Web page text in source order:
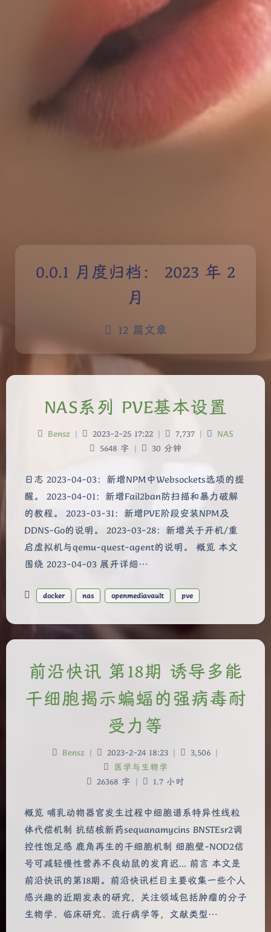
月度归档： 2023 年 2
月
12 篇文章
NAS系列 PVE基本设置
Bensz | 2023-2-25 17:22 | 7,737 |
NAS
5648 字 | 30 分钟
日志 2023-04-03：新增NPM中Websockets选项的提
醒。 2023-04-01：新增Fail2ban防扫描和暴力破解
的教程。 2023-03-31：新增PVE阶段安装NPM及
DDNS-Go的说明。 2023-03-28：新增关于开机/重
启虚拟机与qemu-quest-agent的说明。 概览 本文
围绕 2023-04-03 展开详细…
docker nas openmediavault pve
前沿快讯 第18期 诱导多能
干细胞揭示蝙蝠的强病毒耐
受力等
Bensz | 2023-2-24 18:23 | 3,506 |
医学与生物学
26368 字 | 1.7 小时
概览 哺乳动物器官发生过程中细胞谱系特异性线粒
体代偿机制 抗结核新药sequanamycins BNSTEsr2调
控性饱足感 鹿角再生的干细胞机制 细胞壁-NOD2信
号可减轻慢性营养不良幼鼠的发育迟... 前言 本文是
前沿快讯的第18期。前沿快讯栏目主要收集一些个人
感兴趣的近期发表的研究，关注领域包括肿瘤的分子
生物学、临床研究、流行病学等，文献类型…